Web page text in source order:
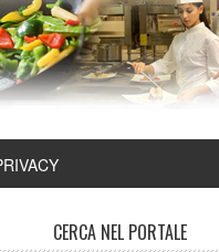
CERCA NEL PORTALE